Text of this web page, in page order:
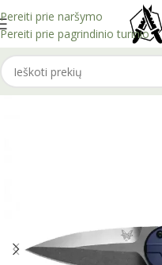
Pereiti prie naršymo
Pereiti prie pagrindinio turinio